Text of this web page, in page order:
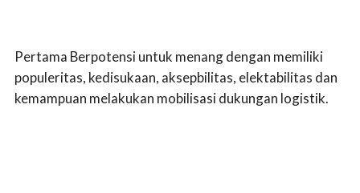
Pertama Berpotensi untuk menang dengan memiliki
populeritas, kedisukaan, aksepbilitas, elektabilitas dan
kemampuan melakukan mobilisasi dukungan logistik.